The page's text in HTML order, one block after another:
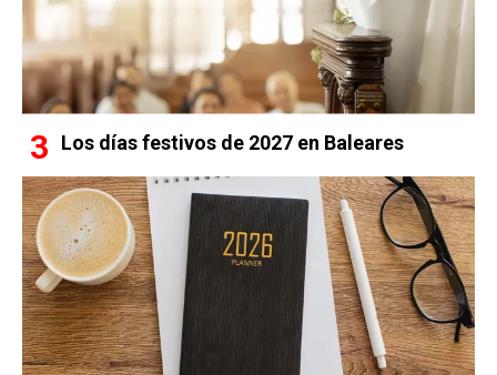
Los días festivos de 2027 en Baleares